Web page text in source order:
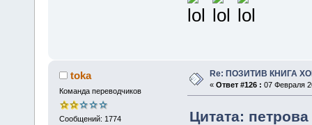
toka
Команда переводчиков
Сообщений: 1774
Re: ПОЗИТИВ КНИГА
« Ответ #126 : 07 Февраля
Цитата: